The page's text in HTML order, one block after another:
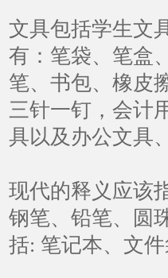
文具包括学生文
有：笔袋、笔盒
笔、书包、橡皮
三针一钉，会计
具以及办公文具
现代的释义应该
钢笔、铅笔、圆
括: 笔记本、文